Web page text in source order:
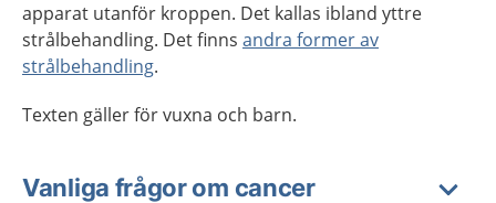
apparat utanför kroppen. Det kallas ibland yttre
strålbehandling. Det finns andra former av
strålbehandling.
Texten gäller för vuxna och barn.
Vanliga frågor om cancer